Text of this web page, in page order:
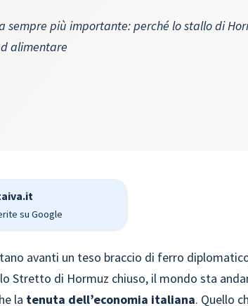
sempre più importante: perché lo stallo di
alimentare
su Google
avanti un teso braccio di ferro
Stretto di Hormuz chiuso, il mondo sta
la tenuta dell’economia italiana. Quello